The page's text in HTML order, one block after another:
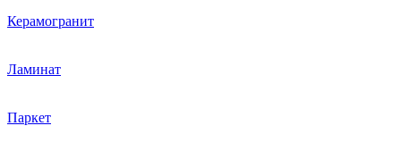
Керамогранит
Ламинат
Паркет